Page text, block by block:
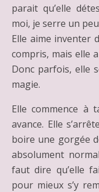
parait qu’elle
moi, je serre un
Elle aime inventer
compris, mais elle
Donc parfois, elle
magie.
Elle commence à
avance. Elle
boire une gorgée
absolument
faut dire qu’elle
pour mieux s’y